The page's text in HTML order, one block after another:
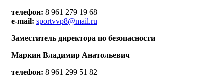
телефон: 8 961 279 19 68
e-mail: sportvvp8@mail.ru
Заместитель директора по безопасности
Маркин Владимир Анатольевич
телефон: 8 961 299 51 82